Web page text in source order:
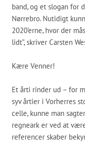
band, og et slogan for
Nørrebro. Nutidigt
2020’erne, hvor der
lidt”, skriver Carsten
Kære Venner!
Et årti rinder ud – for
syv årtier i Vorherres
celle, kunne man
regneark er ved at
referencer skaber